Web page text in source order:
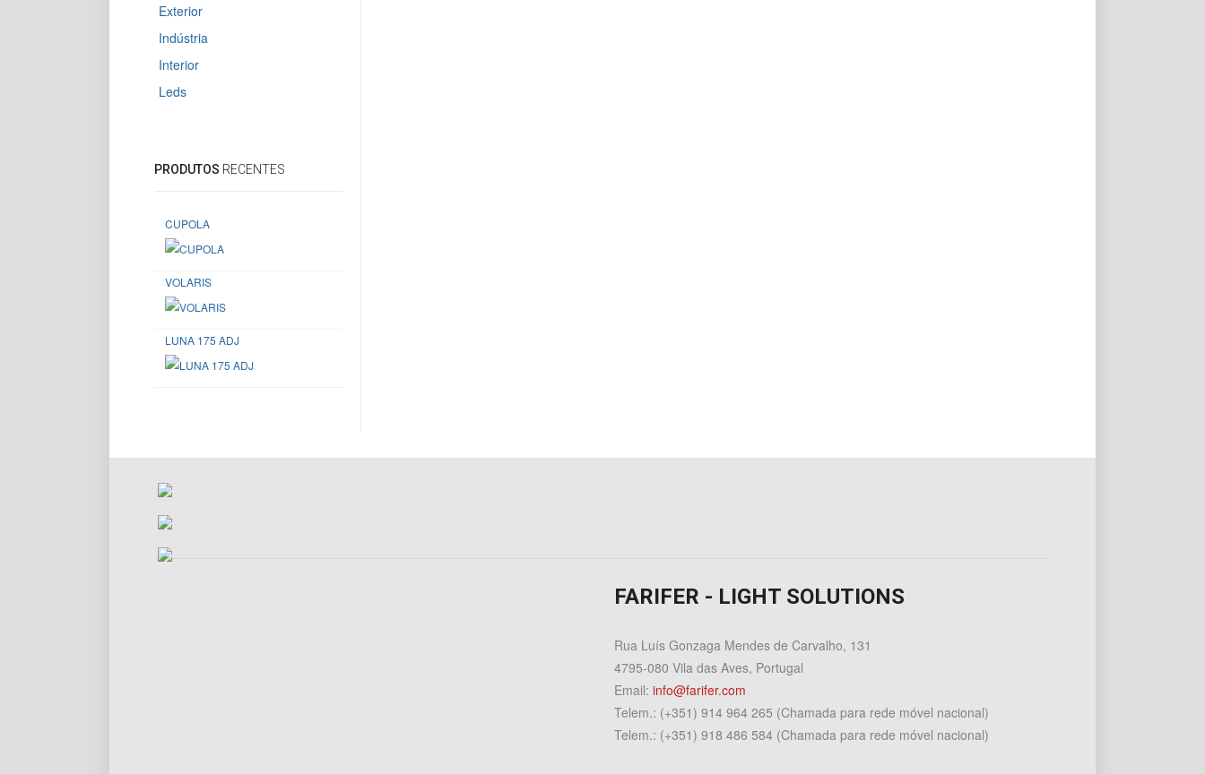
Exterior
Indústria
Interior
Leds
PRODUTOS RECENTES
CUPOLA
VOLARIS
LUNA 175 ADJ
FARIFER - LIGHT SOLUTIONS
Rua Luís Gonzaga Mendes de Carvalho, 131
4795-080 Vila das Aves, Portugal
Email: info@farifer.com
Telem.: (+351) 914 964 265 (Chamada para rede móvel nacional)
Telem.: (+351) 918 486 584 (Chamada para rede móvel nacional)